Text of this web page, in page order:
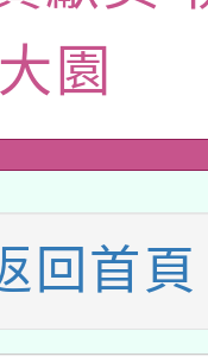
新北場」
」招生簡
台-教案
學前教
19疫苗接
為「滿6
措施，
利署委託
辦理「
(星期六
福系列
景藝術
術巡演
民及學前
大園
回首頁